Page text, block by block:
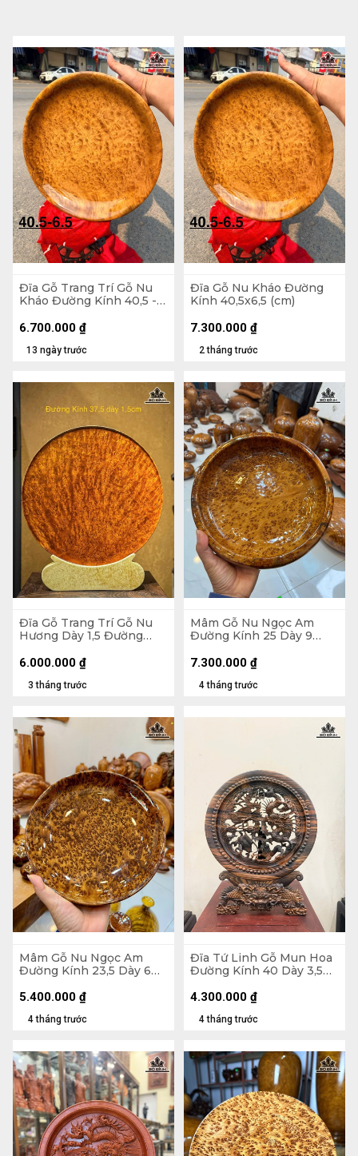
Đĩa Gỗ Trang Trí Gỗ Nu
Kháo Đường Kính 40,5 -
13 ngày trước
6.700.000 ₫
Đĩa Gỗ Nu Kháo Đường
Kính 40,5x6,5 (cm)
2 tháng trước
7.300.000 ₫
Đĩa Gỗ Trang Trí Gỗ Nu
Hương Dày 1,5 Đường
3 tháng trước
6.000.000 ₫
Mâm Gỗ Nu Ngọc Am
Đường Kính 25 Dày 9
4 tháng trước
7.300.000 ₫
Mâm Gỗ Nu Ngọc Am
Đường Kính 23,5 Dày 6
4 tháng trước
5.400.000 ₫
Đĩa Tứ Linh Gỗ Mun Hoa
Đường Kính 40 Dày 3,5
4 tháng trước
4.300.000 ₫